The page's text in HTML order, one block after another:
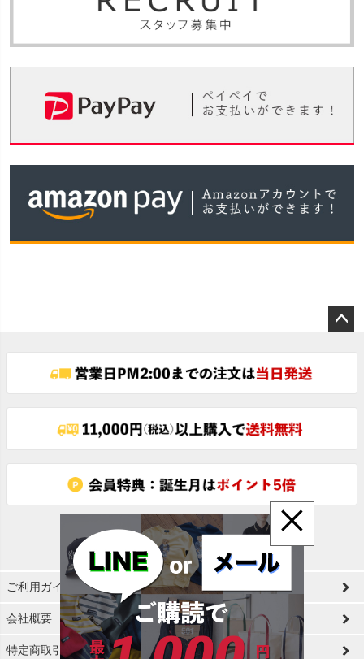
×
へ
ご利用ガイド
会社概要
特定商取引法に基づく表示